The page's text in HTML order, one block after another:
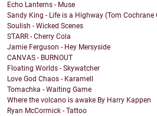
Echo Lanterns - Muse
Sandy King - Life is a Highway (Tom Cochrane
Soulish - Wicked Scenes
STARR - Cherry Cola
Jamie Ferguson - Hey Mersyside
CANVAS - BURNOUT
Floating Worlds - Skywatcher
Love God Chaos - Karamell
Tomachka - Waiting Game
Where the volcano is awake By Harry Kappen
Ryan McCormick - Tattoo